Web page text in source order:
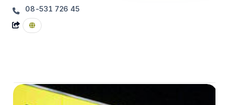
08-531 726 45